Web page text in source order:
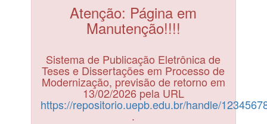
Atenção: Página em
Manutenção!!!!
Sistema de Publicação Eletrônica de
Teses e Dissertações em Processo de
Modernização, previsão de retorno em
13/02/2026 pela URL
https://repositorio.uepb.edu.br/handle/
.